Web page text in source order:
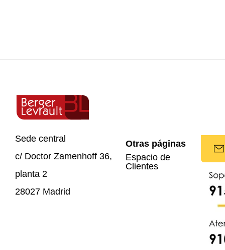
Sede central
c/ Doctor Zamenhoff 36,
planta 2
28027 Madrid
Otras páginas
Espacio de
Clientes